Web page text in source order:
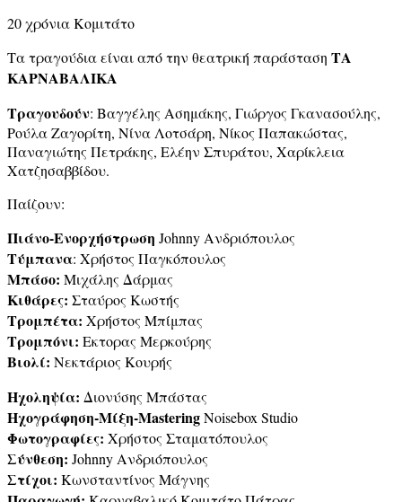
20 χρόνια Κομιτάτο
Τα τραγούδια είναι από την θεατρική παράσταση ΤΑ
ΚΑΡΝΑΒΑΛΙΚΑ
Τραγουδούν: Βαγγέλης Ασημάκης, Γιώργος Γκανασούλης,
Ρούλα Ζαγορίτη, Νίνα Λοτσάρη, Νίκος Παπακώστας,
Παναγιώτης Πετράκης, Ελέην Σπυράτου, Χαρίκλεια
Χατζησαββίδου.
Παίζουν:
Πιάνο-Ενορχήστρωση Johnny Ανδριόπουλος
Τύμπανα: Χρήστος Παγκόπουλος
Μπάσο: Μιχάλης Δάρμας
Κιθάρες: Σταύρος Κωστής
Τρομπέτα: Χρήστος Μπίμπας
Τρομπόνι: Εκτορας Μερκούρης
Βιολί: Νεκτάριος Κουρής
Ηχοληψία: Διονύσης Μπάστας
Ηχογράφηση-Μίξη-MasteringNoisebox Studio
Φωτογραφίες: Χρήστος Σταματόπουλος
Σύνθεση: Johnny Ανδριόπουλος
Στίχοι: Κωνσταντίνος Μάγνης